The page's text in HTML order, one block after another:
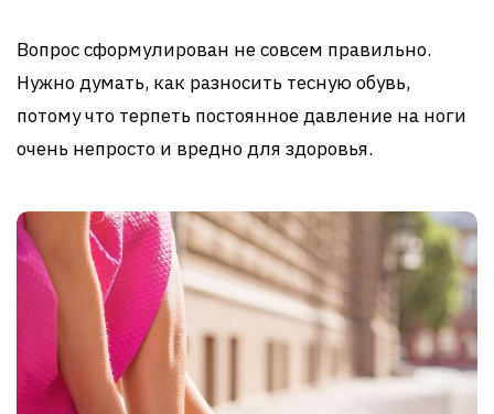
Вопрос сформулирован не совсем правильно.
Нужно думать, как разносить тесную обувь,
потому что терпеть постоянное давление на ноги
очень непросто и вредно для здоровья.